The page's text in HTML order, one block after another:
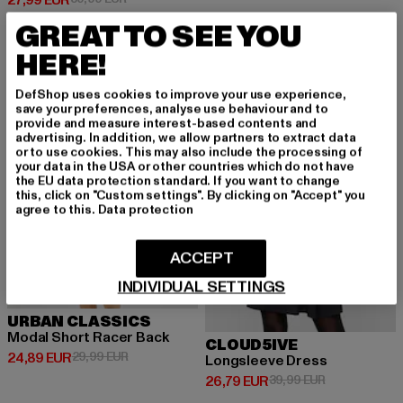
-17%
URBAN CLASSICS
Modal Short Racer Back
24,89 EUR
Derzeitiger Preis: 24,89 EUR
29,99 EURAktionspreis: 29,99 EUR
CLOUD5IVE
Longsleeve Dress
26,79 EUR
Derzeitiger Preis: 26,79 EUR
39,99 EURAktionspreis:
GREAT TO SEE YOU
HERE!
DefShop uses cookies to improve your use experience,
save your preferences, analyse use behaviour and to
provide and measure interest-based contents and
advertising. In addition, we allow partners to extract data
or to use cookies. This may also include the processing of
your data in the USA or other countries which do not have
the EU data protection standard. If you want to change
this, click on "Custom settings". By clicking on "Accept" you
agree to this. Data protection
INDIVIDUAL SETTINGS
ACCEPT